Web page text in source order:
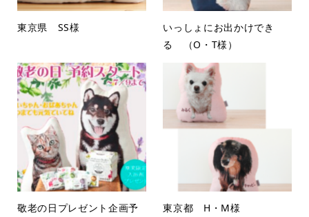
東京県 SS様
いっしょにお出かけでき
る （O・T様）
敬老の日プレゼント企画予
東京都 H・M様